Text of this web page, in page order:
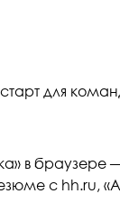
для
в браузере
с hh.ru,